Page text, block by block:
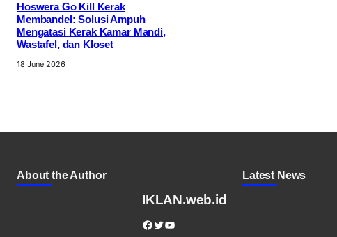
Hoswera Go Kill Kerak
Membandel: Solusi Ampuh
Mengatasi Kerak Kamar Mandi,
Wastafel, dan Kloset
18 June 2026
About the Author
IKLAN.web.id
Facebook Twitter YouTube
Latest News